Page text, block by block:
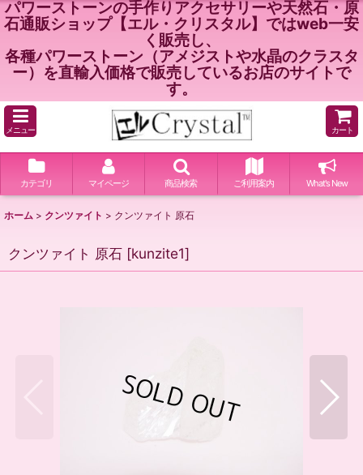
パワーストーンの手作りアクセサリーや天然石・原
石通販ショップ【エル・クリスタル】ではweb一安
く販売し、
各種パワーストーン（アメジストや水晶のクラスタ
ー）を直輸入価格で販売しているお店のサイトで
す。
メニュー カート
カテゴリ マイページ 商品検索 ご利用案内 What's New
ホーム > クンツァイト > クンツァイト 原石
クンツァイト 原石 [kunzite1]